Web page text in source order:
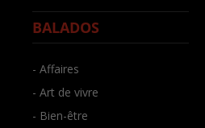
BALADOS
- Affaires
- Art de vivre
- Bien-être